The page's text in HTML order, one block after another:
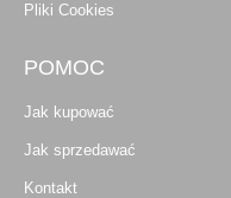
Pliki Cookies
POMOC
Jak kupować
Jak sprzedawać
Kontakt